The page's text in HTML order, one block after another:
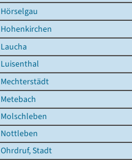
Hörselgau
Hohenkirchen
Laucha
Luisenthal
Mechterstädt
Metebach
Molschleben
Nottleben
Ohrdruf, Stadt